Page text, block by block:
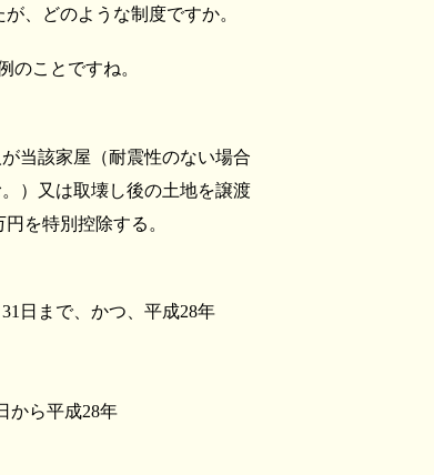
、どのような制度ですか。
ことですね。
当該家屋（耐震性のない場合
）又は取壊し後の土地を譲渡
を特別控除する。
日まで、かつ、平成28年
から平成28年